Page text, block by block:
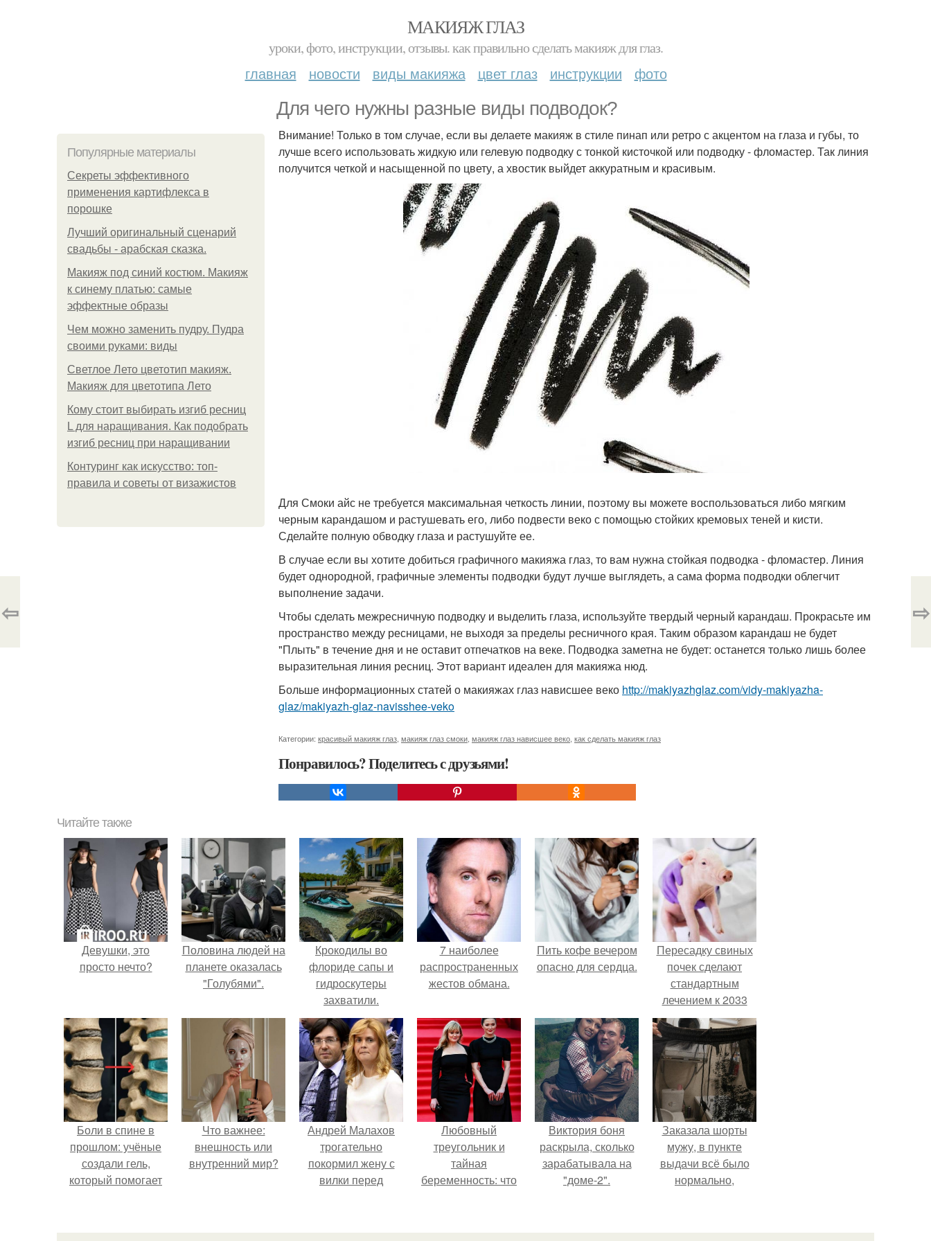
МАКИЯЖ ГЛАЗ
уроки, фото, инструкции, отзывы. как правильно сделать макияж для глаз.
главная новости виды макияжа цвет глаз инструкции фото
Для чего нужны разные виды подводок?
Популярные материалы
Секреты эффективного
применения картифлекса в
порошке
Лучший оригинальный сценарий
свадьбы - арабская сказка.
Макияж под синий костюм. Макияж
к синему платью: самые
эффектные образы
Чем можно заменить пудру. Пудра
своими руками: виды
Светлое Лето цветотип макияж.
Макияж для цветотипа Лето
Кому стоит выбирать изгиб ресниц
L для наращивания. Как подобрать
изгиб ресниц при наращивании
Контуринг как искусство: топ-
правила и советы от визажистов
Внимание! Только в том случае, если вы делаете макияж в стиле пинап или ретро с акцентом на глаза и губы, то
лучше всего использовать жидкую или гелевую подводку с тонкой кисточкой или подводку - фломастер. Так линия
получится четкой и насыщенной по цвету, а хвостик выйдет аккуратным и красивым.
Для Смоки айс не требуется максимальная четкость линии, поэтому вы можете воспользоваться либо мягким
черным карандашом и растушевать его, либо подвести веко с помощью стойких кремовых теней и кисти.
Сделайте полную обводку глаза и растушуйте ее.
В случае если вы хотите добиться графичного макияжа глаз, то вам нужна стойкая подводка - фломастер. Линия
будет однородной, графичные элементы подводки будут лучше выглядеть, а сама форма подводки облегчит
выполнение задачи.
Чтобы сделать межресничную подводку и выделить глаза, используйте твердый черный карандаш. Прокрасьте им
пространство между ресницами, не выходя за пределы ресничного края. Таким образом карандаш не будет
"Плыть" в течение дня и не оставит отпечатков на веке. Подводка заметна не будет: останется только лишь более
выразительная линия ресниц. Этот вариант идеален для макияжа нюд.
Больше информационных статей о макияжах глаз нависшее веко http://makiyazhglaz.com/vidy-makiyazha-
glaz/makiyazh-glaz-navisshee-veko
Категории: красивый макияж глаз макияж глаз смоки макияж глаз нависшее веко как сделать макияж глаз
Понравилось? Поделитесь с друзьями!
⇦ ⇨
Читайте также
Девушки, это
просто нечто?
Половина людей на
планете оказалась
"Голубями".
Крокодилы во
флориде сапы и
гидроскутеры
захватили.
7 наиболее
распространенных
жестов обмана.
Пить кофе вечером
опасно для сердца.
Пересадку свиных
почек сделают
стандартным
лечением к 2033
году в Японии.
Боли в спине в
прошлом: учёные
создали гель,
который помогает
диски.
Что важнее:
внешность или
внутренний мир?
Андрей Малахов
трогательно
покормил жену с
вилки перед
поклонников.
Любовный
треугольник и
тайная
беременность: что
Михалкова?
Виктория боня
раскрыла, сколько
зарабатывала на
"доме-2".
Заказала шорты
мужу, в пункте
выдачи всё было
нормально,
предвещало беды.